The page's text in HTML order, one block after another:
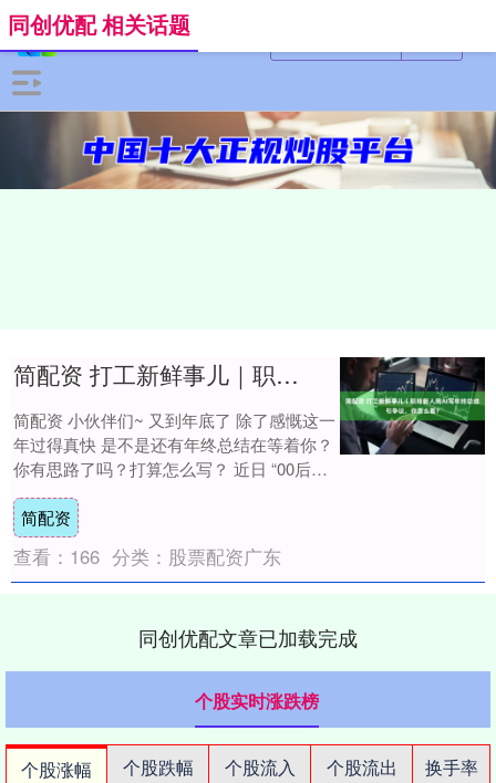
同创优配 相关话题
简配资 打工新鲜事儿｜职场新人用AI写年终总结引争议，你怎么看？
简配资 小伙伴们~ 又到年底了 除了感慨这一
年过得真快 是不是还有年终总结在等着你？
你有思路了吗？打算怎么写？ 近日 “00后职
场新人 用AI写年终总结引争议....
简配资
查看： 166 分类： 股票配资广东
同创优配文章已加载完成
个股实时涨跌榜
个股涨幅 个股跌幅 个股流入 个股流出
换手率